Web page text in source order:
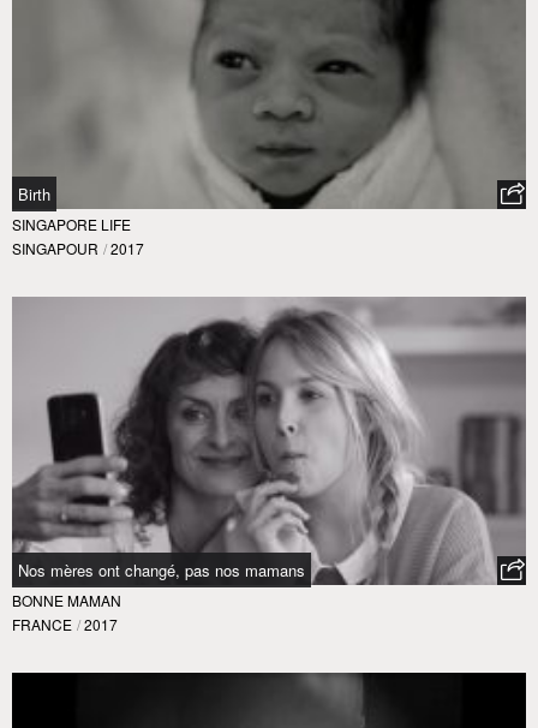
Birth
SINGAPORE LIFE
SINGAPOUR / 2017
Nos mères ont changé, pas nos mamans
BONNE MAMAN
FRANCE / 2017